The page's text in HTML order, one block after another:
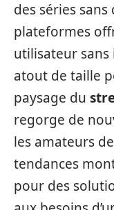
des séries
plateformes
utilisateur
atout de taille
paysage du
regorge de
les amateurs
tendances
pour des